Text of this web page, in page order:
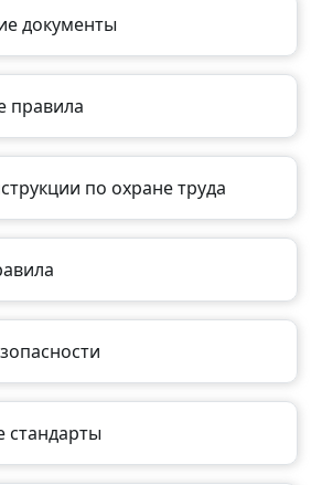
документы
правила
по охране труда
стандарты